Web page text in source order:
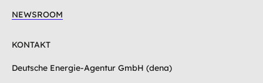
NEWSROOM
KONTAKT
Deutsche Energie-Agentur GmbH (dena)